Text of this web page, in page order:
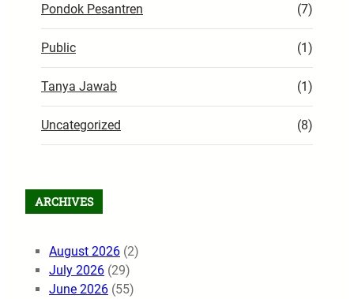
Pondok Pesantren (7)
Public (1)
Tanya Jawab (1)
Uncategorized (8)
ARCHIVES
August 2026 (2)
July 2026 (29)
June 2026 (55)